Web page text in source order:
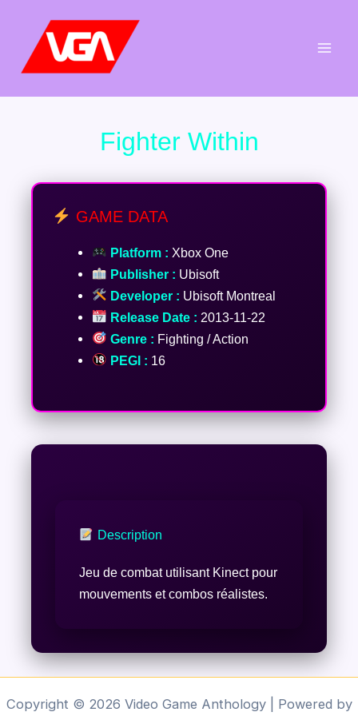
contenu
Fighter Within
GAME DATA
Platform : Xbox One
Publisher : Ubisoft
Developer : Ubisoft Montreal
Release Date : 2013-11-22
Genre : Fighting / Action
PEGI : 16
Description
Jeu de combat utilisant Kinect pour
mouvements et combos réalistes.
Copyright © 2026 Video Game Anthology | Powered by